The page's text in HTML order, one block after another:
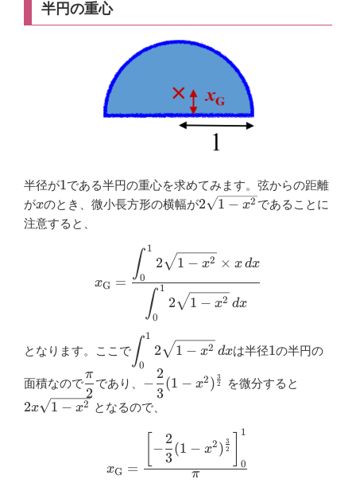
半円の重心
半径が1
1である半円の重心を求めてみます。弦からの距離
がx
xのとき、微小長方形の横幅が2\sqrt{1-
2 1 − x2 であることに
注意すると、
xG =
∫0
1
2 1 − x2 dx
∫0
1
2 1 − x2 × x dx
となります。ここで
\displaystyle
\int_{0}^{1}
2\sqrt{1-
x^2} \, d x
∫0
1
2 1 − x2 dxは半径1の半円の
面積なので\dfrac{\pi}
{2}
2
π
であり、
-\dfrac{2}{3}
(1-
x^2)^{\frac{3}
−
3
2
(1 − x2 ) 2
3
を微分すると
2x 1 − x2 となるので、
\begin{aligned}
xG =
π
−
3
2
(1 − x2 ) 2
3
0
1